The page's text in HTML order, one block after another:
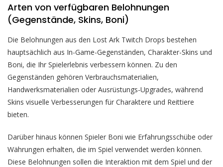
Arten von verfügbaren Belohnungen
(Gegenstände, Skins, Boni)
Die Belohnungen aus den Lost Ark Twitch Drops bestehen
hauptsächlich aus In-Game-Gegenständen, Charakter-Skins und
Boni, die Ihr Spielerlebnis verbessern können. Zu den
Gegenständen gehören Verbrauchsmaterialien,
Handwerksmaterialien oder Ausrüstungs-Upgrades, während
Skins visuelle Verbesserungen für Charaktere und Reittiere
bieten.
Darüber hinaus können Spieler Boni wie Erfahrungsschübe oder
Währungen erhalten, die im Spiel verwendet werden können.
Diese Belohnungen sollen die Interaktion mit dem Spiel und der